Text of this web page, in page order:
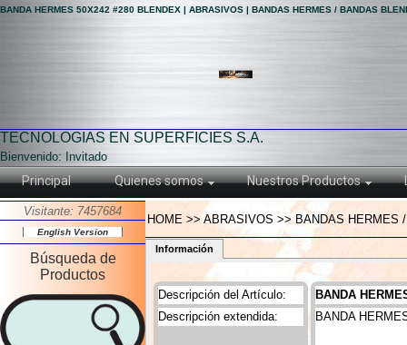
BANDA HERMES 50X242 #280 BLENDEX | ABRASIVOS | BANDAS HERMES / BANDAS
TECNOLOGIAS EN SUPERFICIES S.A.
Bienvenido: Invitado
Principal Quienes somos Nuestros Productos
Visitante: 7457684
English Version
Búsqueda de
Productos
HOME >> ABRASIVOS >> BANDAS HERMES
Información
Descripción del Artículo:
Descripción extendida:
BANDA
BANDA